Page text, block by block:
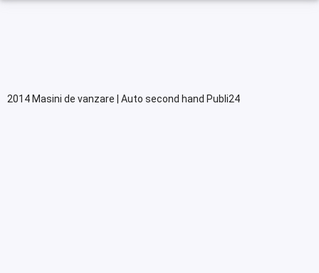
2014 Masini de vanzare | Auto second hand Publi24